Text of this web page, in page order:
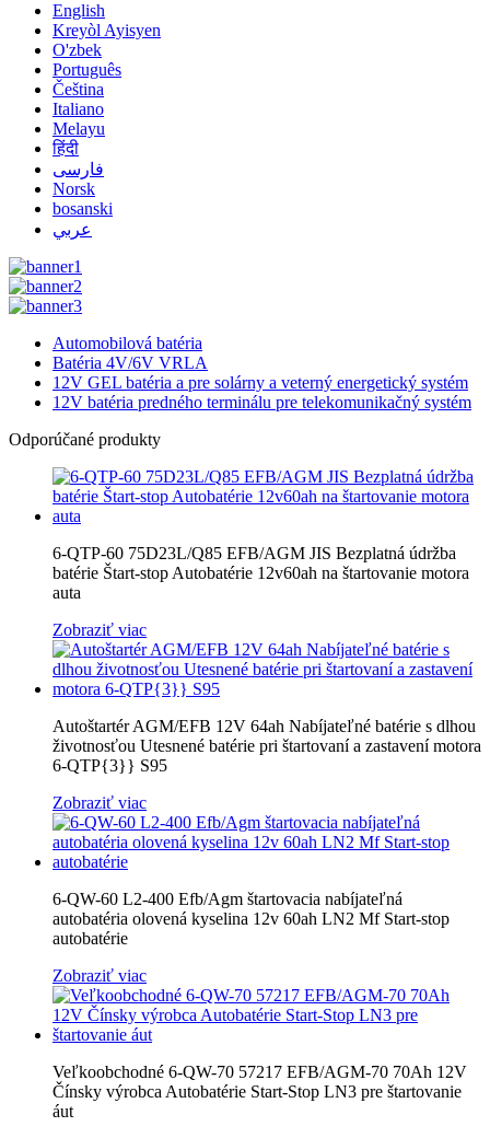
English
Kreyòl Ayisyen
O'zbek
Português
Čeština
Italiano
Melayu
हिंदी
فارسی
Norsk
bosanski
عربي
Automobilová batéria
Batéria 4V/6V VRLA
12V GEL batéria a pre solárny a veterný energetický systém
12V batéria predného terminálu pre telekomunikačný systém
Odporúčané produkty
6-QTP-60 75D23L/Q85 EFB/AGM JIS Bezplatná údržba
batérie Štart-stop Autobatérie 12v60ah na štartovanie motora
auta
Zobraziť viac
Autoštartér AGM/EFB 12V 64ah Nabíjateľné batérie s dlhou
životnosťou Utesnené batérie pri štartovaní a zastavení motora
6-QTP{3}} S95
Zobraziť viac
6-QW-60 L2-400 Efb/Agm štartovacia nabíjateľná
autobatéria olovená kyselina 12v 60ah LN2 Mf Start-stop
autobatérie
Zobraziť viac
Veľkoobchodné 6-QW-70 57217 EFB/AGM-70 70Ah 12V
Čínsky výrobca Autobatérie Start-Stop LN3 pre štartovanie
áut